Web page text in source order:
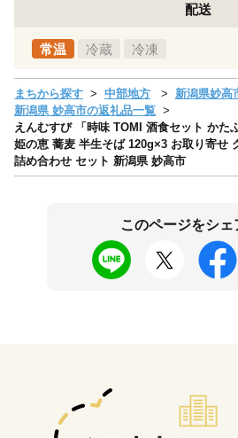
配送
常温 冷蔵 冷凍
まちから探す 中部地方
新潟県妙高
新潟県 妙高市の返礼品一覧
えんむすび 「時味 TOMI 酒食セット かた
姫の恵 蕎麦 半生そば 120g×3 お取り寄せ
詰め合わせ セット 新潟県 妙高市
このページをシェ